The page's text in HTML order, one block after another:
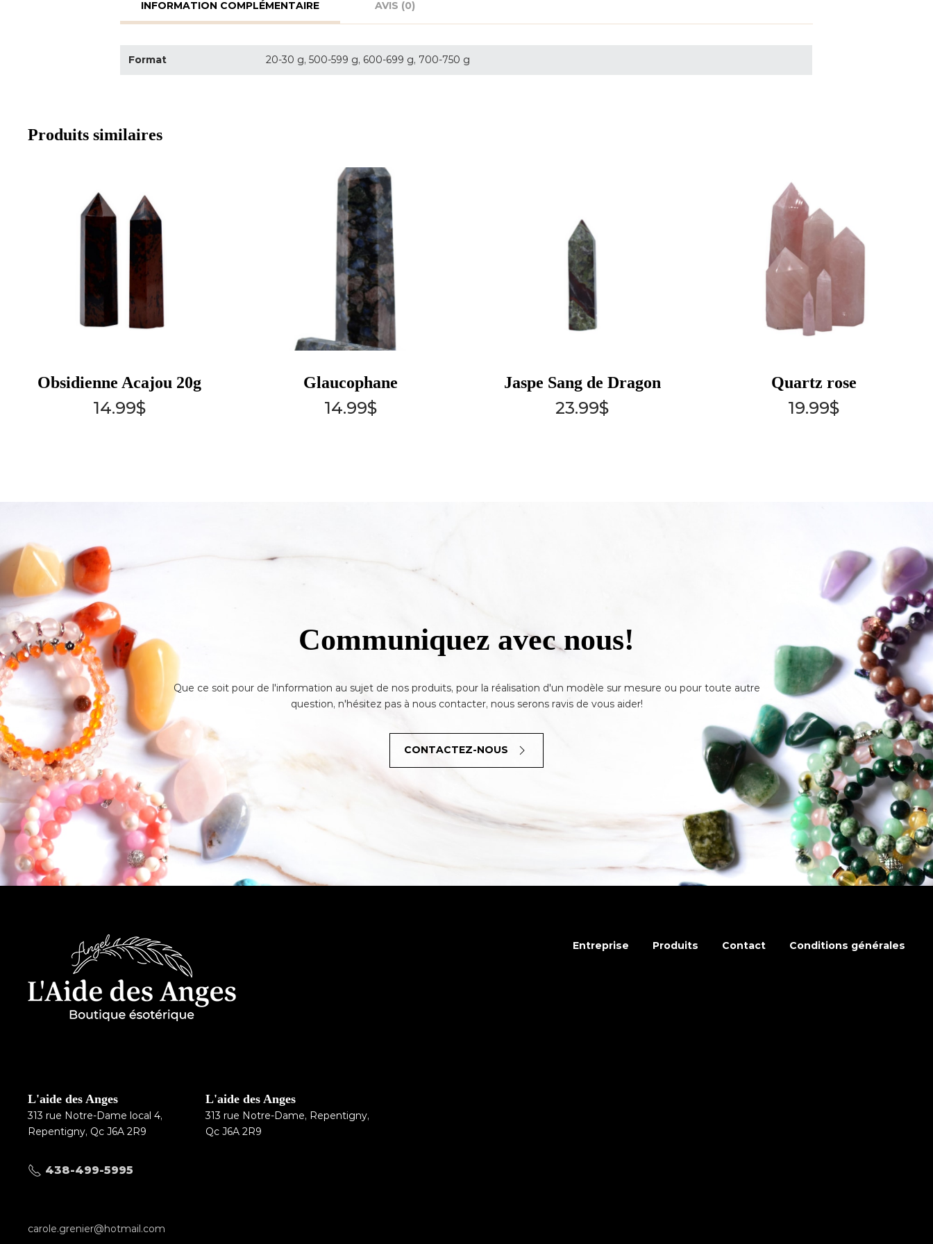
INFORMATION COMPLÉMENTAIRE AVIS (0)
Format 20-30 g, 500-599 g, 600-699 g, 700-750 g
Produits similaires
Obsidienne Acajou 20g
14.99$
Glaucophane
14.99$
Jaspe Sang de Dragon
23.99$
Quartz rose
19.99$
Communiquez avec nous!
Que ce soit pour de l'information au sujet de nos produits, pour la réalisation d'un modèle sur mesure ou pour toute autre
question, n'hésitez pas à nous contacter, nous serons ravis de vous aider!
CONTACTEZ-NOUS
L'aide des Anges
313 rue Notre-Dame local 4,
Repentigny, Qc J6A 2R9
438-499-5995
carole.grenier@hotmail.com
L'aide des Anges
313 rue Notre-Dame, Repentigny,
Qc J6A 2R9
Entreprise Produits Contact Conditions générales